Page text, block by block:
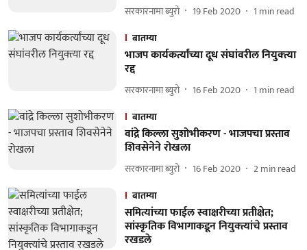
सरकारनामा ब्युरो 19 Feb 2020 1 min read
बातम्या
भाजप कार्यकर्त्यांच्या दूध संघांवरील नियुक्‍त्या
रद्द
सरकारनामा ब्युरो 16 Feb 2020 1 min read
बातम्या
वांद्रे किल्ला सुशोभीकरण - भाजपचा प्रस्ताव
शिवसेनेने रोखला
सरकारनामा ब्युरो 16 Feb 2020 2min read
बातम्या
समित्यांच्या फाईल स्वाक्षरीच्या प्रतीक्षेत;
सांस्कृतिक विभागाकडून नियुक्‍त्यांचे प्रस्ताव
रखडले